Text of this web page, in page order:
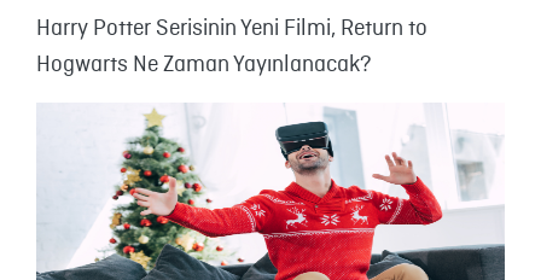
Harry Potter Serisinin Yeni Filmi, Return to
Hogwarts Ne Zaman Yayınlanacak?